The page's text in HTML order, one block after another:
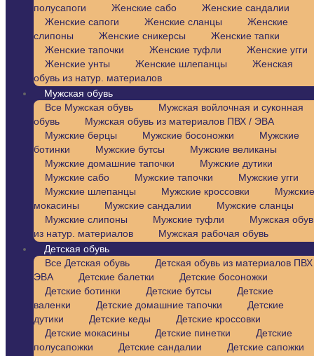
полусапоги
Женские сабо
Женские сандалии
Женские сапоги
Женские сланцы
Женские
слипоны
Женские сникерсы
Женские тапки
Женские тапочки
Женские туфли
Женские угги
Женские унты
Женские шлепанцы
Женская
обувь из натур. материалов
Мужская обувь
Все Мужская обувь
Мужская войлочная и суконная
обувь
Мужская обувь из материалов ПВХ / ЭВА
Мужские берцы
Мужские босоножки
Мужские
ботинки
Мужские бутсы
Мужские великаны
Мужские домашние тапочки
Мужские дутики
Мужские сабо
Мужские тапочки
Мужские угги
Мужские шлепанцы
Мужские кроссовки
Мужские
мокасины
Мужские сандалии
Мужские сланцы
Мужские слипоны
Мужские туфли
Мужская
из натур. материалов
Мужская рабочая обувь
Детская обувь
Все Детская обувь
Детская обувь из материалов
ЭВА
Детские балетки
Детские босоножки
Детские ботинки
Детские бутсы
Детские
валенки
Детские домашние тапочки
Детские
дутики
Детские кеды
Детские кроссовки
Детские мокасины
Детские пинетки
Детские
полусапожки
Детские сандалии
Детские сапожки